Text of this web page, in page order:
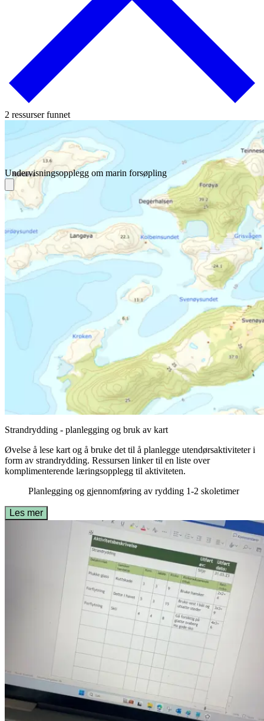
Undervisningsopplegg om marin forsøpling
2 ressurser funnet
Strandrydding - planlegging og bruk av kart
Øvelse å lese kart og å bruke det til å planlegge utendørsaktiviteter i
form av strandrydding. Ressursen linker til en liste over
komplimenterende læringsopplegg til aktiviteten.
Planlegging og gjennomføring av rydding 1-2 skoletimer
Les mer